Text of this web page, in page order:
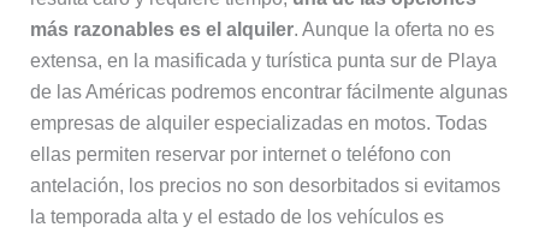
más razonables es el alquiler. Aunque la oferta no es
extensa, en la masificada y turística punta sur de Playa
de las Américas podremos encontrar fácilmente algunas
empresas de alquiler especializadas en motos. Todas
ellas permiten reservar por internet o teléfono con
antelación, los precios no son desorbitados si evitamos
la temporada alta y el estado de los vehículos es